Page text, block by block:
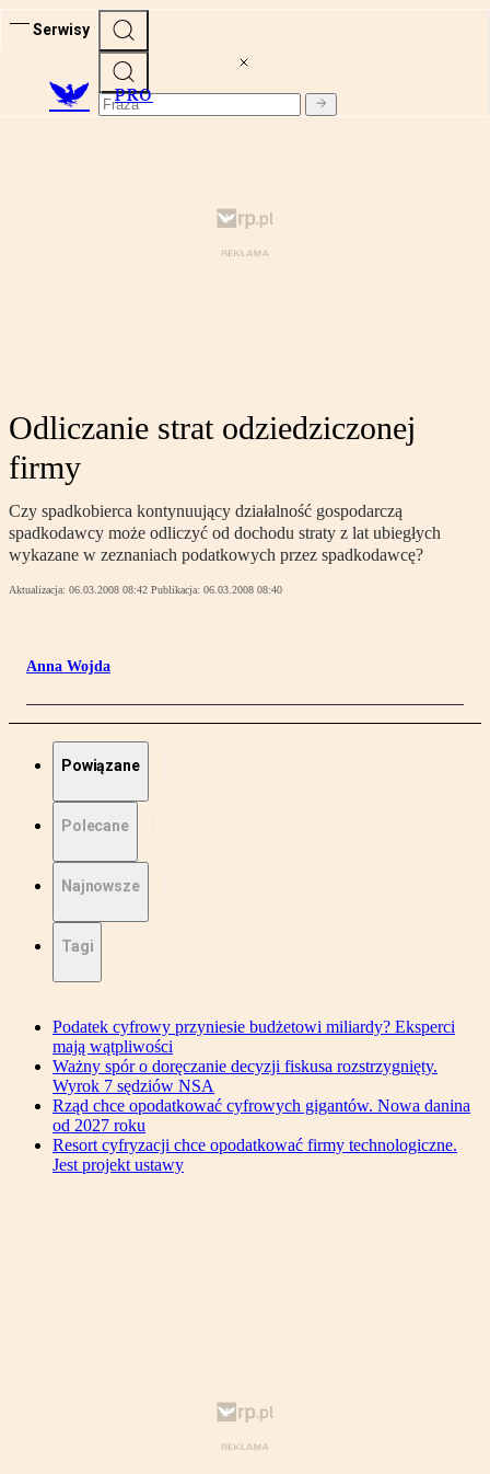
Serwisy
PRO
Odliczanie strat odziedziczonej
firmy
Czy spadkobierca kontynuujący działalność gospodarczą
spadkodawcy może odliczyć od dochodu straty z lat ubiegłych
wykazane w zeznaniach podatkowych przez spadkodawcę?
Aktualizacja: 06.03.2008 08:42 Publikacja: 06.03.2008 08:40
Anna Wojda
Powiązane
Polecane
Najnowsze
Tagi
Podatek cyfrowy przyniesie budżetowi miliardy? Eksperci
mają wątpliwości
Ważny spór o doręczanie decyzji fiskusa rozstrzygnięty.
Wyrok 7 sędziów NSA
Rząd chce opodatkować cyfrowych gigantów. Nowa danina
od 2027 roku
Resort cyfryzacji chce opodatkować firmy technologiczne.
Jest projekt ustawy